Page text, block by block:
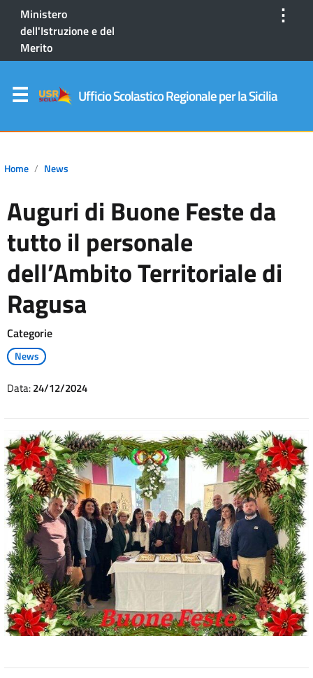
Ministero
dell'Istruzione e del
Merito
⋮
Ufficio Scolastico Regionale per la Sicilia
Home News
Auguri di Buone Feste da
tutto il personale
dell’Ambito Territoriale di
Ragusa
Categorie
News
Data:24/12/2024